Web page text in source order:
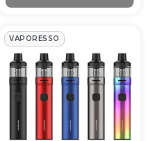
VAPORESSO